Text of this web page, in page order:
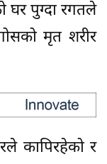
घर पुग्दा रगतले
मृत शरीर
कापिरहेको र